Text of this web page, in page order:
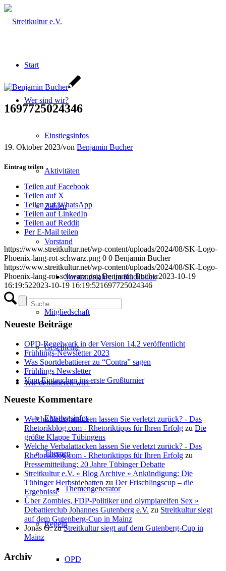
Start
Wer sind wir?
Einstiegsinfos
Aktivitäten
Zahlen
Vorstand
Vorstandsjahre im Rückblick
Mitgliedschaft
Geschichte
Wie debattieren wir?
Einstiegsinfos
Themen
Themengenerator
Regeln
OPD
1697725024346
19. Oktober 2023/von Benjamin Bucher
Eintrag teilen
Teilen auf Facebook
Teilen auf X
Teilen auf WhatsApp
Teilen auf LinkedIn
Teilen auf Reddit
Per E-Mail teilen
https://www.streitkultur.net/wp-content/uploads/2024/08/SK-Logo-
Phoenix-lang-rot-schwarz.png 0 0 Benjamin Bucher
https://www.streitkultur.net/wp-content/uploads/2024/08/SK-Logo-
Phoenix-lang-rot-schwarz.png Benjamin Bucher2023-10-19
16:19:522023-10-19 16:19:521697725024346
Neueste Beiträge
OPD-Regelwerk in der Version 14.2 veröffentlicht
Frühlings-Newsletter 2023
Was Sportdebattierer zu “Contra” sagen
Frühlings Newsletter
Vom Eintauchen ins erste Großturnier
Neueste Kommentare
Welche Verbalattacken lassen Sie verletzt zurück? - Das
Rhetorikblog.com - Rhetoriktipps für Ihren Erfolg zu Die
größte Klappe Tübingens
Welche Verbalattacken lassen Sie verletzt zurück? - Das
Rhetorikblog.com - Rhetoriktipps für Ihren Erfolg zu
Pressemitteilung: 20 Jahre Tübinger Debatte
Streitkultur e.V. » Blog Archive » Ankündigung: Die
Tübinger Herbstdebatten zu Der Frischlingscup – die
Ergebnisse
Über Zombies, FDP-Politiker und olympiareifen Sex »
Debattierclub Johannes Gutenberg e.V. zu Streitkultur siegt
auf dem Gutenberg-Cup in Mainz
Jonas G.zuStreitkultur siegt auf dem Gutenberg-Cup in
Mainz
Archiv